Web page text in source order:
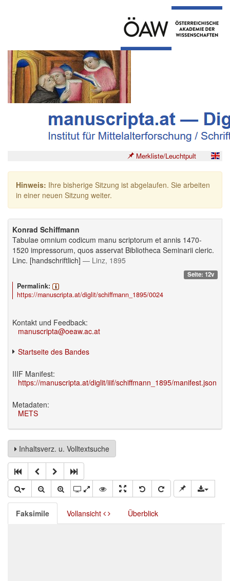
Merkliste/Leuchtpult
Hinweis: Ihre bisherige Sitzung ist abgelaufen. Sie arbeiten
in einer neuen Sitzung weiter.
Konrad Schiffmann
Tabulae omnium codicum manu scriptorum et annis 1470-
1520 impressorum, quos asservat Bibliotheca Seminarii cleric.
Linc. [handschriftlich] — Linz, 1895
Seite: 12v
Permalink:
https://manuscripta.at/diglit/schiffmann_1895/0024
Kontakt und Feedback:
manuscripta@oeaw.ac.at
Startseite des Bandes
IIIF Manifest:
https://manuscripta.at/diglit/iiif/schiffmann_1895/manifest.json
Metadaten:
METS
Inhaltsverz. u. Volltextsuche
Faksimile Vollansicht Überblick